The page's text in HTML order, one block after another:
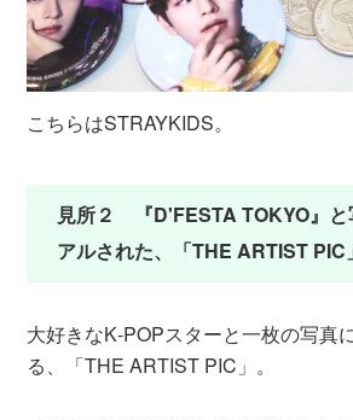
こちらはSTRAYKIDS。
見所２ 『D'FESTA TOKYO』と
アルされた、「THE ARTIST PIC
大好きなK‐POPスターと一枚の写真
る、「THE ARTIST PIC」。